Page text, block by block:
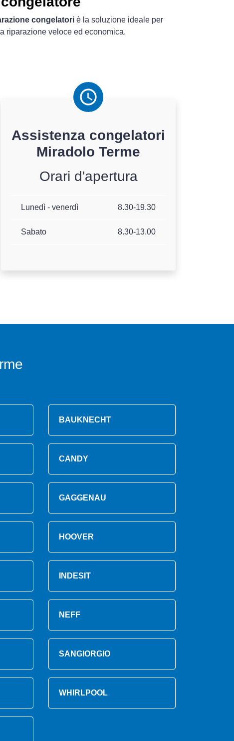
congelatoriè la soluzione ideale per
riparazione veloce ed economica.
Assistenza congelatori
Miradolo Terme
Orari d'apertura
Lunedì - venerdì 8.30-19.30
Sabato 8.30-13.00
BAUKNECHT
CANDY
GAGGENAU
HOOVER
INDESIT
NEFF
SANGIORGIO
WHIRLPOOL